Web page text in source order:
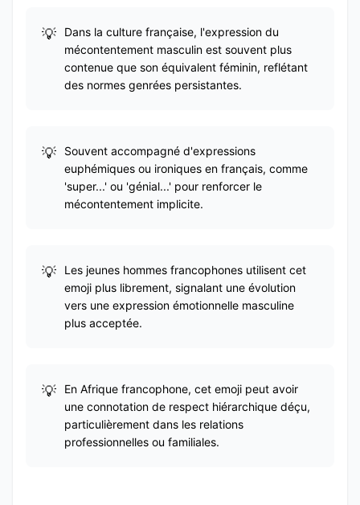
Dans la culture française, l'expression du
mécontentement masculin est souvent plus
contenue que son équivalent féminin, reflétant
des normes genrées persistantes.
Souvent accompagné d'expressions
euphémiques ou ironiques en français, comme
'super...' ou 'génial...' pour renforcer le
mécontentement implicite.
Les jeunes hommes francophones utilisent cet
emoji plus librement, signalant une évolution
vers une expression émotionnelle masculine
plus acceptée.
En Afrique francophone, cet emoji peut avoir
une connotation de respect hiérarchique déçu,
particulièrement dans les relations
professionnelles ou familiales.